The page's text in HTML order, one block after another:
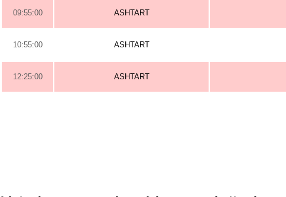
09:55:00 ASHTART
10:55:00 ASHTART
12:25:00 ASHTART